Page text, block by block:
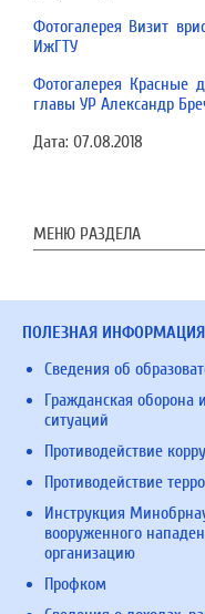
Фотогалерея Визит
ИжГТУ
Фотогалерея Красные
главы УР Александр
Дата: 07.08.2018
МЕНЮ РАЗДЕЛА
ПОЛЕЗНАЯ ИНФОРМАЦИЯ
Сведения об
Гражданская оборона
ситуаций
Противодействие
Противодействие
Инструкция
вооруженного
организацию
Профком